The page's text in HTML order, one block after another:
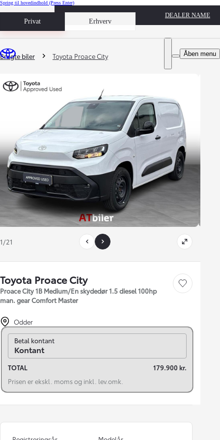
Spring til hovedindhold (Press Enter)
Privat Erhverv
Book prøvetur
DEALER NAME
Åben menu
Du er her
Brugte biler Toyota Proace City
1/21
Toyota Proace City
Proace City 1B Medium/En skydedør 1.5 diesel 100hp
man. gear Comfort Master
Gem bil
Odder
Skift til finansiering
Betal kontant
Kontant
TOTAL
179.900 kr.
Prisen er ekskl. moms og inkl. lev.omk.